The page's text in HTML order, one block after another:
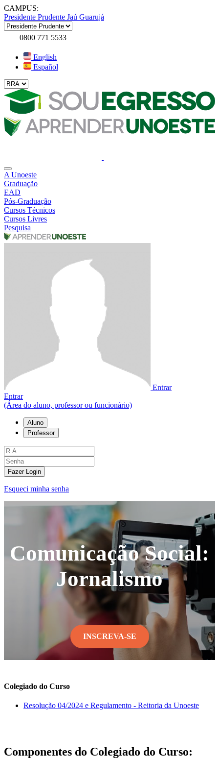
CAMPUS:
Presidente Prudente Jaú Guarujá
0800 771 5533
English
Español
A Unoeste
Graduação
EAD
Pós-Graduação
Cursos Técnicos
Cursos Livres
Pesquisa
Entrar
Entrar
(Área do aluno, professor ou funcionário)
Aluno
Professor
Fazer Login
Esqueci minha senha
Comunicação Social:
Jornalismo
INSCREVA-SE
Colegiado do Curso
Resolução 04/2024 e Regulamento - Reitoria da Unoeste
Componentes do Colegiado do Curso: